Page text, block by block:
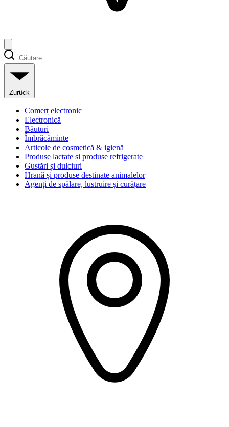
Zurück
Comerț electronic
Electronică
Băuturi
Îmbrăcăminte
Articole de cosmetică & igienă
Produse lactate și produse refrigerate
Gustări și dulciuri
Hrană și produse destinate animalelor
Agenți de spălare, lustruire și curățare